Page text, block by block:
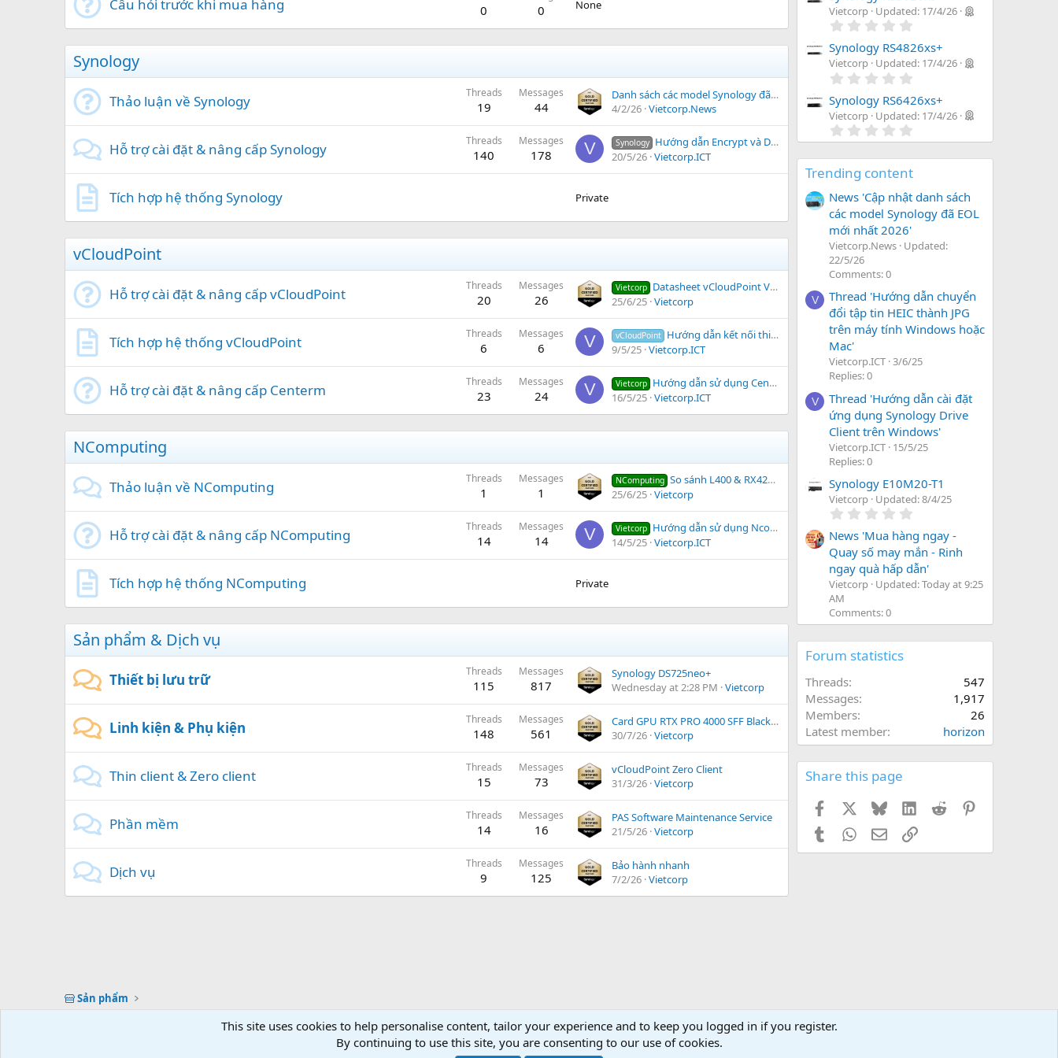
Câu hỏi trước khi mua hàng 0 0 None
Synology
Thảo luận về Synology Threads
19
Messages
44
Danh sách các model Synology đã EOL
4/2/26 Vietcorp.News
Hỗ trợ cài đặt & nâng cấp Synology Threads
140
Messages
178 V Synology Hướng dẫn Encrypt và Decrypt Shared Folder trên NAS Synology
20/5/26 Vietcorp.ICT
Tích hợp hệ thống Synology Private
vCloudPoint
Hỗ trợ cài đặt & nâng cấp vCloudPoint Threads
20
Messages
26
Vietcorp Datasheet vCloudPoint V1 & A1 & S100
25/6/25 Vietcorp
Tích hợp hệ thống vCloudPoint Threads
6
Messages
6 V vCloudPoint Hướng dẫn kết nối thiết bị vCloudPoint với Windows Active Directory (Domain)
9/5/25 Vietcorp.ICT
Hỗ trợ cài đặt & nâng cấp Centerm Threads
23
Messages
24 V Vietcorp Hướng dẫn sử dụng Centerm
16/5/25 Vietcorp.ICT
NComputing
Thảo luận về NComputing Threads
1
Messages
1
NComputing So sánh L400 & RX420(vSpace) & V1
25/6/25 Vietcorp
Hỗ trợ cài đặt & nâng cấp NComputing Threads
14
Messages
14 V Vietcorp Hướng dẫn sử dụng Ncomputing
14/5/25 Vietcorp.ICT
Tích hợp hệ thống NComputing Private
Sản phẩm & Dịch vụ
Thiết bị lưu trữ Threads
115
Messages
817
Synology DS725neo+
Wednesday at 2:28 PM Vietcorp
Linh kiện & Phụ kiện Threads
148
Messages
561
Card GPU RTX PRO 4000 SFF Blackwell
30/7/26 Vietcorp
Thin client & Zero client Threads
15
Messages
73
vCloudPoint Zero Client
31/3/26 Vietcorp
Phần mềm Threads
14
Messages
16
PAS Software Maintenance Service
21/5/26 Vietcorp
Dịch vụ Threads
9
Messages
125
Bảo hành nhanh
7/2/26 Vietcorp
(0
s
a
r
(
Vietcorp Updated: 17/4/26
0
0
s
a
r
(
)
Synology RS4826xs+
Vietcorp Updated: 17/4/26
0
0
s
a
r
)
Synology RS6426xs+
Vietcorp Updated: 17/4/26
.
0
a
r
(
)
Trending content
News 'Cập nhật danh sách
các model Synology đã EOL
mới nhất 2026'
Vietcorp.News Updated:
22/5/26
Comments: 0
V
Thread 'Hướng dẫn chuyển
đổi tập tin HEIC thành JPG
trên máy tính Windows hoặc
Mac'
Vietcorp.ICT 3/6/25
Replies: 0
V
Thread 'Hướng dẫn cài đặt
ứng dụng Synology Drive
Client trên Windows'
Vietcorp.ICT 15/5/25
Replies: 0
Synology E10M20-T1
Vietcorp Updated:8/4/25
0
0
s
t
a
)
News 'Mua hàng ngay -
Quay số may mắn - Rinh
ngay quà hấp dẫn'
Vietcorp Updated:Today at 9:25
AM
Comments: 0
Forum statistics
Threads
547
Messages
1,917
Members
26
Latest member
horizon
Share this page
Facebook BlueskyLinkedIn
Reddit
TumblrWhatsApp
EmailLink
Sản phẩm
Terms and rules Privacy policy
This site uses cookies to help personalise content, tailor your experience and to keep you logged in if you register.
By continuing to use this site, you are consenting to our use of cookies.